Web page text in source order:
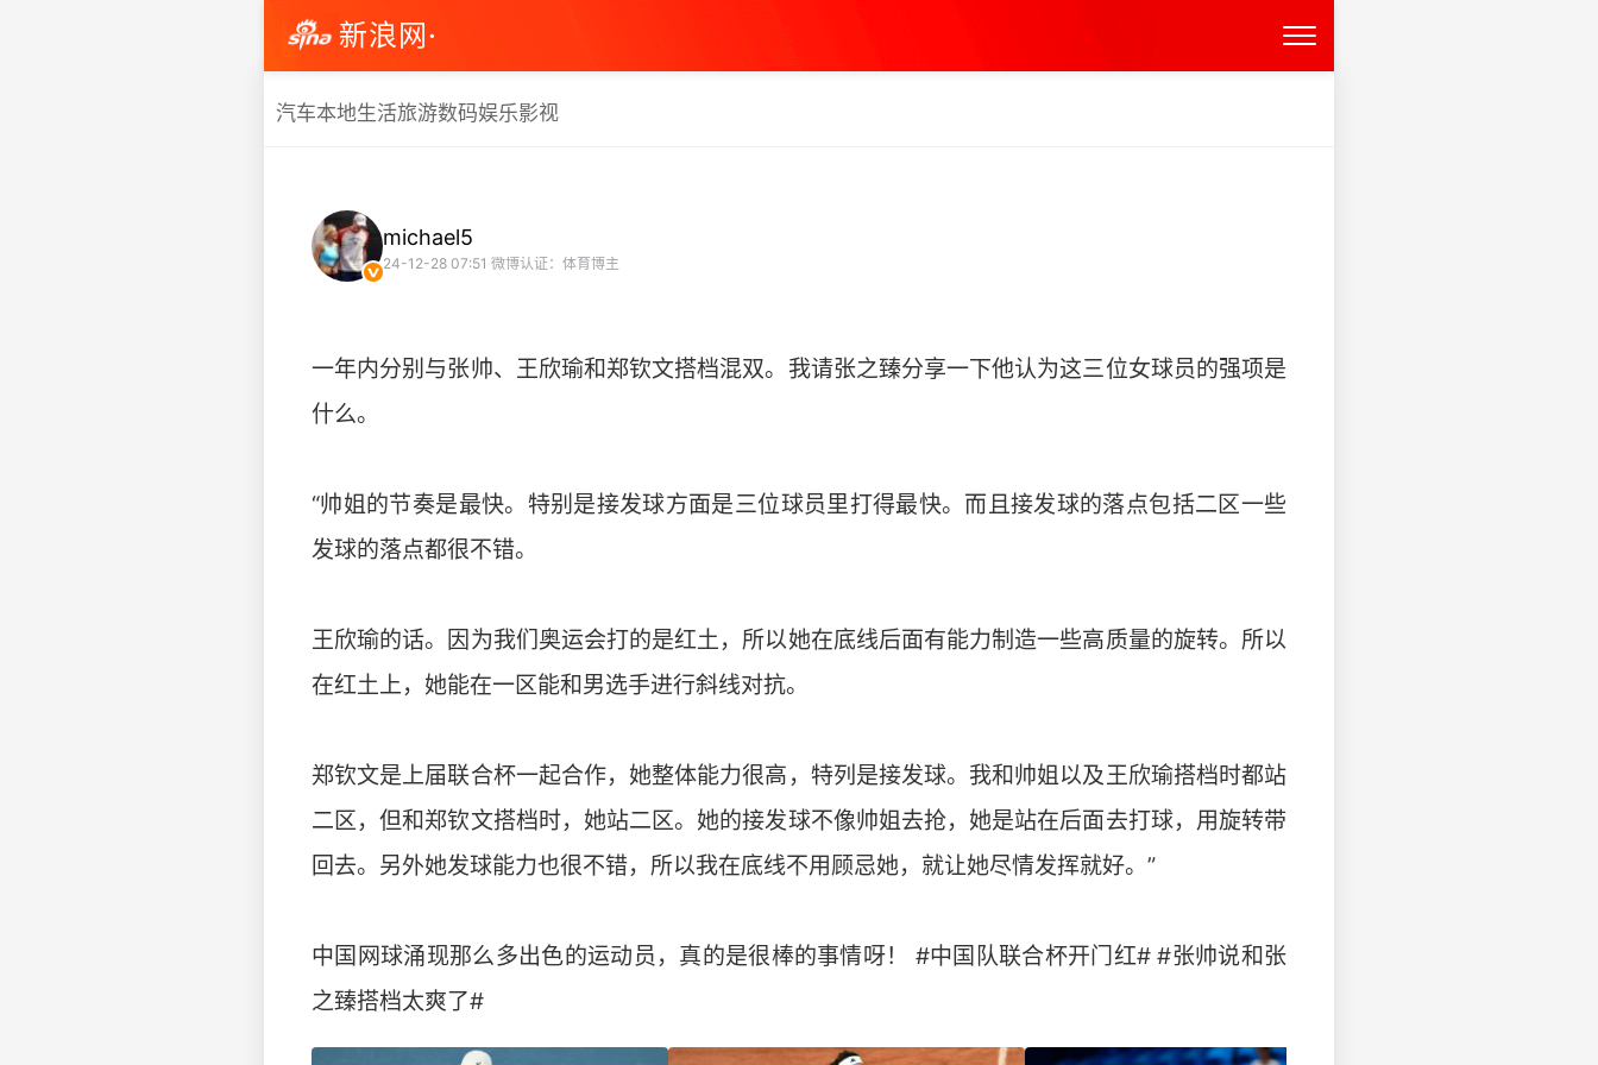
新浪网·
汽车本地生活旅游数码娱乐影视
michael5
24-12-28 07:51 微博认证：体育博主
一年内分别与张帅、王欣瑜和郑钦文搭档混双。我请张之臻分享一下他认为这三位女球员的强项是
什么。
“帅姐的节奏是最快。特别是接发球方面是三位球员里打得最快。而且接发球的落点包括二区一些
发球的落点都很不错。
王欣瑜的话。因为我们奥运会打的是红土，所以她在底线后面有能力制造一些高质量的旋转。所以
在红土上，她能在一区能和男选手进行斜线对抗。
郑钦文是上届联合杯一起合作，她整体能力很高，特列是接发球。我和帅姐以及王欣瑜搭档时都站
二区，但和郑钦文搭档时，她站二区。她的接发球不像帅姐去抢，她是站在后面去打球，用旋转带
回去。另外她发球能力也很不错，所以我在底线不用顾忌她，就让她尽情发挥就好。”
中国网球涌现那么多出色的运动员，真的是很棒的事情呀！ #中国队联合杯开门红# #张帅说和张
之臻搭档太爽了#